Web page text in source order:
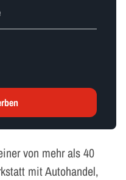
von mehr als 40
mit Autohandel,